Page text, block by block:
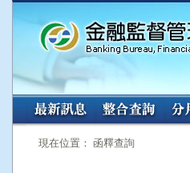
:::
現在位置： 函釋查詢